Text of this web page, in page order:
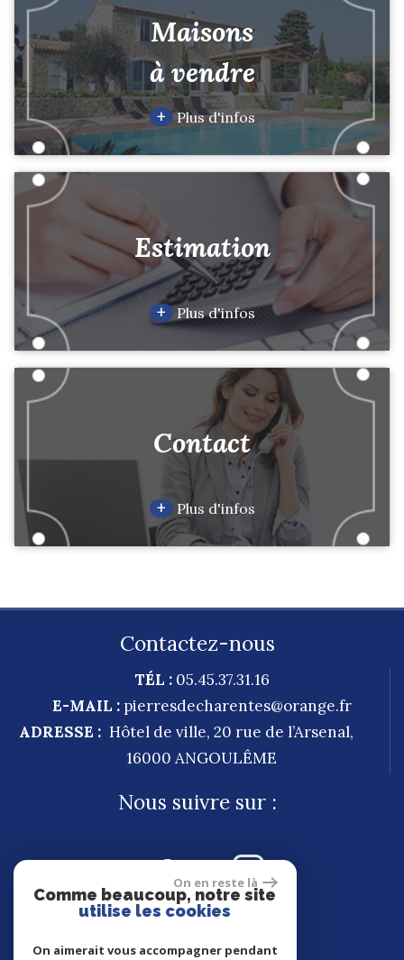
Maisons
à vendre
+ Plus d'infos
Estimation
+ Plus d'infos
Contact
+ Plus d'infos
Contactez-nous
TÉL : 05.45.37.31.16
E-MAIL : pierresdecharentes@orange.fr
ADRESSE : Hôtel de ville, 20 rue de l’Arsenal,
16000 ANGOULÊME
Nous suivre sur :
On en reste là
Comme beaucoup, notre site
utilise les cookies
On aimerait vous accompagner pendant